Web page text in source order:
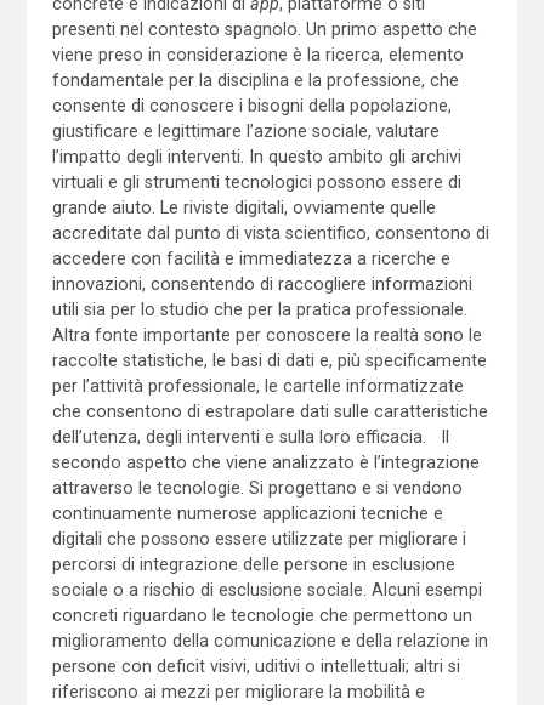
concrete e indicazioni di app, piattaforme o siti
presenti nel contesto spagnolo. Un primo aspetto che
viene preso in considerazione è la ricerca, elemento
fondamentale per la disciplina e la professione, che
consente di conoscere i bisogni della popolazione,
giustificare e legittimare l’azione sociale, valutare
l’impatto degli interventi. In questo ambito gli archivi
virtuali e gli strumenti tecnologici possono essere di
grande aiuto. Le riviste digitali, ovviamente quelle
accreditate dal punto di vista scientifico, consentono di
accedere con facilità e immediatezza a ricerche e
innovazioni, consentendo di raccogliere informazioni
utili sia per lo studio che per la pratica professionale.
Altra fonte importante per conoscere la realtà sono le
raccolte statistiche, le basi di dati e, più specificamente
per l’attività professionale, le cartelle informatizzate
che consentono di estrapolare dati sulle caratteristiche
dell’utenza, degli interventi e sulla loro efficacia. Il
secondo aspetto che viene analizzato è l’integrazione
attraverso le tecnologie. Si progettano e si vendono
continuamente numerose applicazioni tecniche e
digitali che possono essere utilizzate per migliorare i
percorsi di integrazione delle persone in esclusione
sociale o a rischio di esclusione sociale. Alcuni esempi
concreti riguardano le tecnologie che permettono un
miglioramento della comunicazione e della relazione in
persone con deficit visivi, uditivi o intellettuali; altri si
riferiscono ai mezzi per migliorare la mobilità e